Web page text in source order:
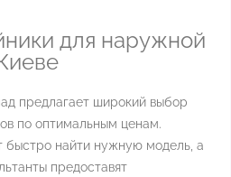
для наружной
предлагает широкий выбор
по оптимальным ценам.
быстро найти нужную модель, а
предоставят